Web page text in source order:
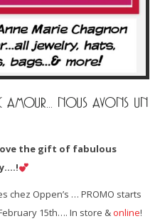
AMOUR… NOUS AVONS UN
the gift of fabulous
chez Oppen’s … PROMO starts
15th…. In store &online!